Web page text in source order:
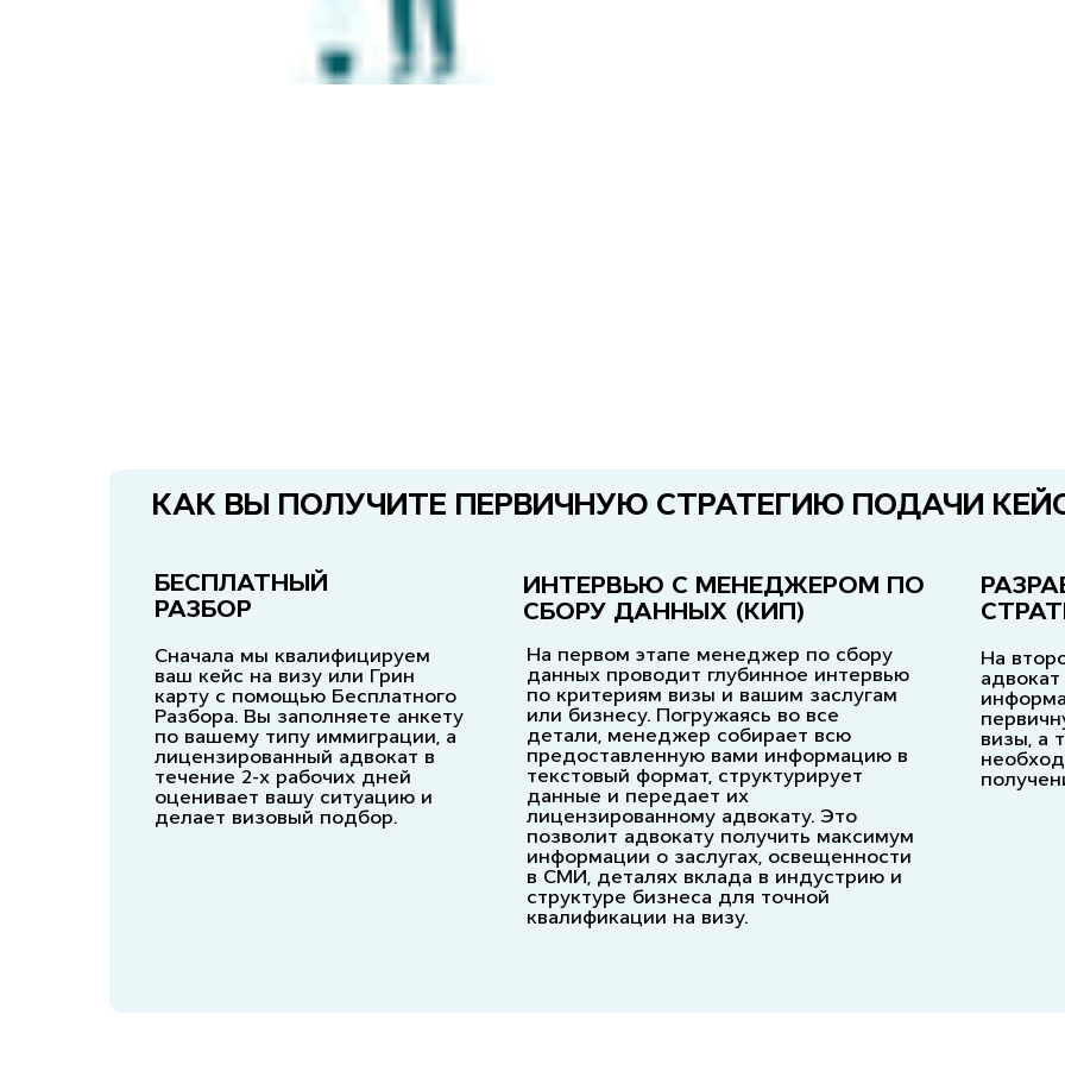
Сначала мы квалифицируем
ваш кейс на визу или Грин
карту с помощью Бесплатного
Разбора. Вы заполняете анкету
по вашему типу иммиграции, а
лицензированный адвокат в
течение 2-х рабочих дней
оценивает вашу ситуацию и
делает визовый подбор.
На первом этапе менеджер по сбору
данных проводит глубинное интервью
по критериям визы и вашим заслугам
или бизнесу. Погружаясь во все
детали, менеджер собирает всю
предоставленную вами информацию в
текстовый формат, структурирует
данные и передает их
лицензированному адвокату. Это
позволит адвокату получить максимум
информации о заслугах, освещенности
в СМИ, деталях вклада в индустрию и
структуре бизнеса для точной
квалификации на визу.
На
визы, а
БЕСПЛАТНЫЙ
РАЗБОР
ИНТЕРВЬЮ С МЕНЕДЖЕРОМ ПО
СБОРУ ДАННЫХ (КИП)
КАК ВЫ ПОЛУЧИТЕ ПЕРВИЧНУЮ СТРАТЕГИЮ ПОДАЧИ